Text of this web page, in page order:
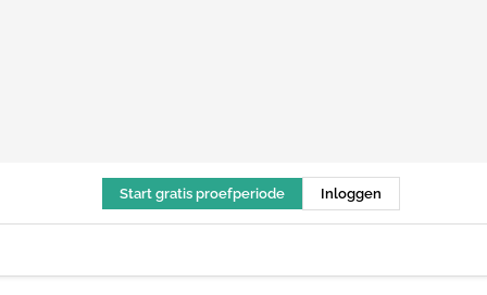
Start gratis proefperiode Inloggen